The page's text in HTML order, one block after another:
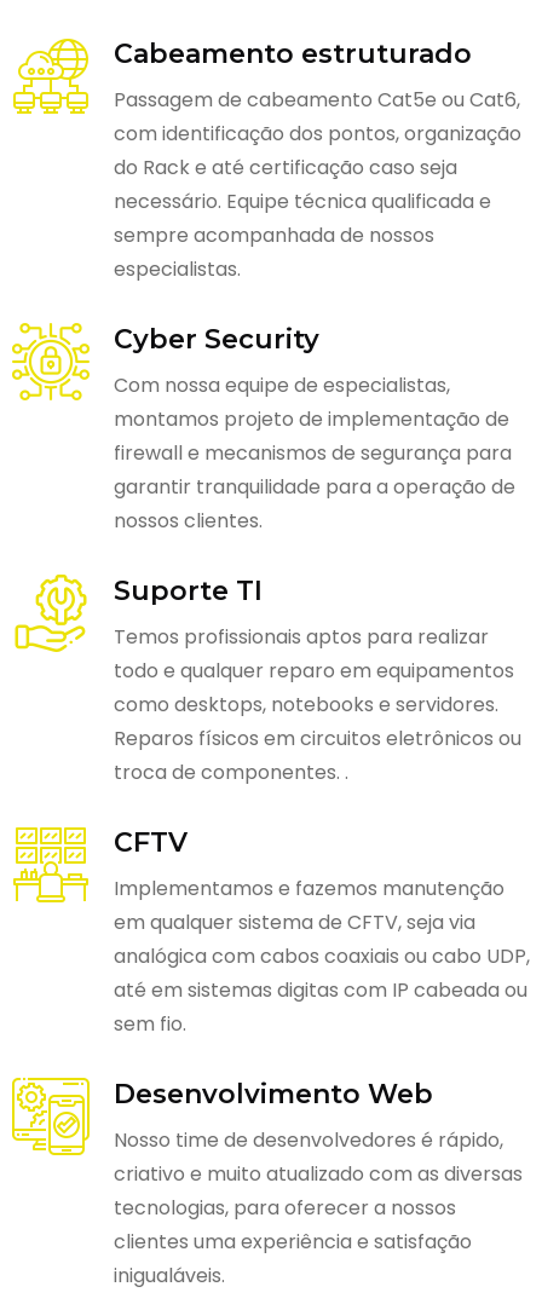
Cabeamento estruturado
Passagem de cabeamento Cat5e ou Cat6,
com identificação dos pontos, organização
do Rack e até certificação caso seja
necessário. Equipe técnica qualificada e
sempre acompanhada de nossos
especialistas.
Cyber Security
Com nossa equipe de especialistas,
montamos projeto de implementação de
firewall e mecanismos de segurança para
garantir tranquilidade para a operação de
nossos clientes.
Suporte TI
Temos profissionais aptos para realizar
todo e qualquer reparo em equipamentos
como desktops, notebooks e servidores.
Reparos físicos em circuitos eletrônicos ou
troca de componentes. .
CFTV
Implementamos e fazemos manutenção
em qualquer sistema de CFTV, seja via
analógica com cabos coaxiais ou cabo UDP,
até em sistemas digitas com IP cabeada ou
sem fio.
Desenvolvimento Web
Nosso time de desenvolvedores é rápido,
criativo e muito atualizado com as diversas
tecnologias, para oferecer a nossos
clientes uma experiência e satisfação
inigualáveis.